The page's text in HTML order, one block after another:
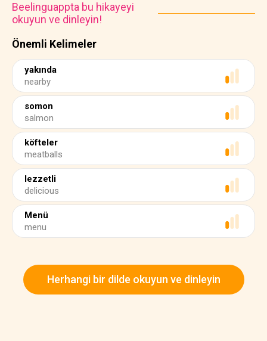
Önemli Kelimeler
yakında
nearby
somon
salmon
köfteler
meatballs
lezzetli
delicious
Menü
menu
Beelinguappta bu hikayeyi
okuyun ve dinleyin!
Herhangi bir dilde okuyun ve dinleyin